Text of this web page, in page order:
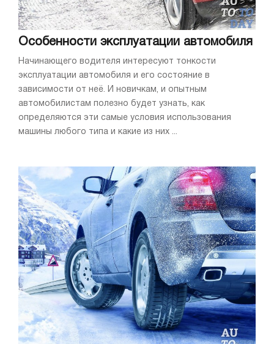
Особенности эксплуатации автомобиля
Начинающего водителя интересуют тонкости
эксплуатации автомобиля и его состояние в
зависимости от неё. И новичкам, и опытным
автомобилистам полезно будет узнать, как
определяются эти самые условия использования
машины любого типа и какие из них ...